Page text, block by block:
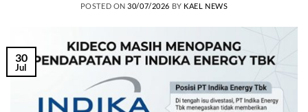
POSTED ON30/07/2026 BY KAEL NEWS
30
Jul